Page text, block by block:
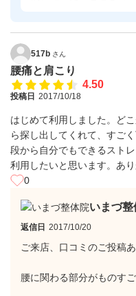
517b さん
腰痛と肩こり
4.50
投稿日 2017/10/18
はじめて利用しました。ど
ら探し出してくれて、すご
段から自分でもできるスト
利用したいと思います。あ
0
いまづ
返信日 2017/10/20
ご来店、口コミのご投稿
腰に関わる部分がものす